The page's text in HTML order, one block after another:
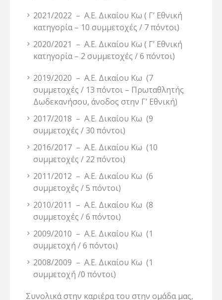
2021/2022 – Α.Ε. Δικαίου Κω ( Γ’ Εθνική
κατηγορία – 10 συμμετοχές / 7 πόντοι)
2020/2021 – Α.Ε. Δικαίου Κω ( Γ’ Εθνική
κατηγορία – 2 συμμετοχές / 6 πόντοι)
2019/2020 – Α.Ε. Δικαίου Κω (7
συμμετοχές / 13 πόντοι – Πρωταθλητής
Δωδεκανήσου, άνοδος στην Γ’ Εθνική)
2017/2018 – Α.Ε. Δικαίου Κω (9
συμμετοχές / 30 πόντοι)
2016/2017 – Α.Ε. Δικαίου Κω (10
συμμετοχές / 22 πόντοι)
2011/2012 – Α.Ε. Δικαίου Κω (6
συμμετοχές / 5 πόντοι)
2010/2011 – Α.Ε. Δικαίου Κω (8
συμμετοχές / 6 πόντοι)
2009/2010 – Α.Ε. Δικαίου Κω (1
συμμετοχή / 6 πόντοι)
2008/2009 – Α.Ε. Δικαίου Κω (1
συμμετοχή /0 πόντοι)
Συνολικά στην καριέρα του στην ομάδα μας,